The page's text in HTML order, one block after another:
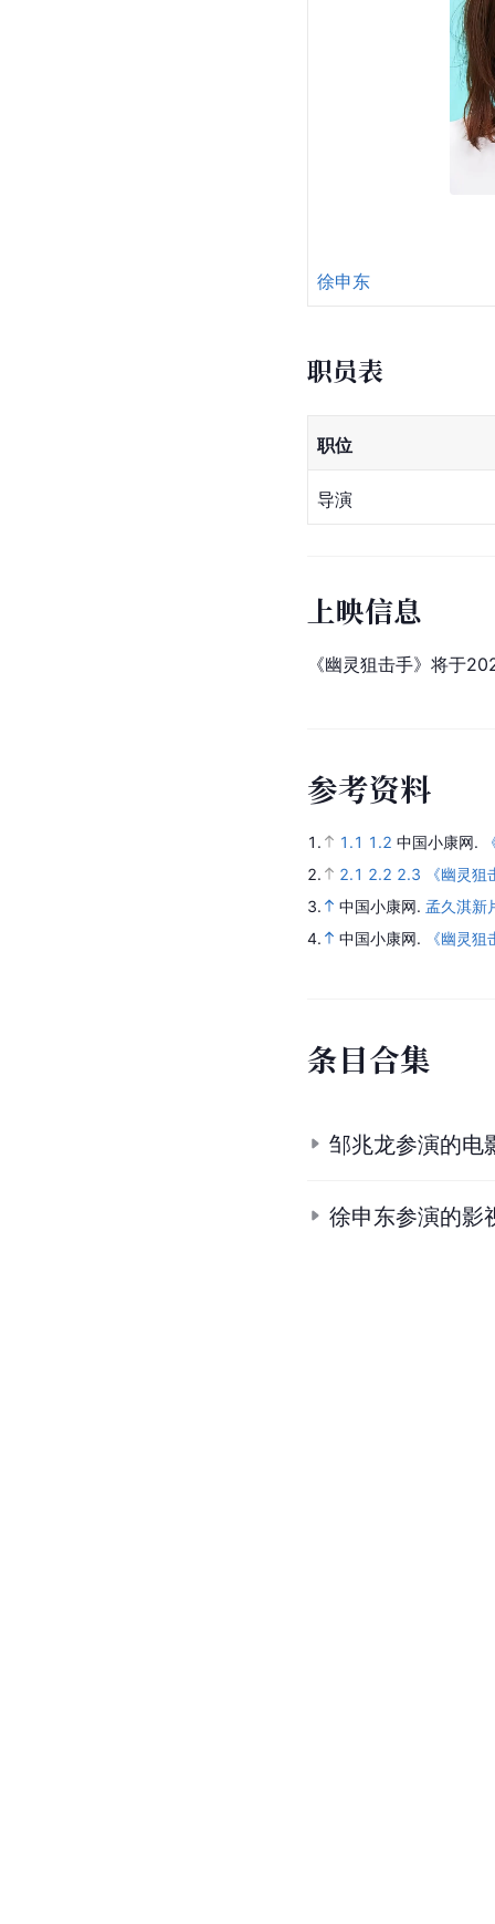
徐申东
职员表
职位
导演
上映信息
《幽灵狙击手》将于
参考资料
1. 1.1 1.2 中国小康网.
2.
2.1 2.2 2.3
《幽灵
3.
中国小康网. 孟久淇新
4.
中国小康网. 《幽灵
条目合集
邹兆龙参演的电
徐申东参演的影